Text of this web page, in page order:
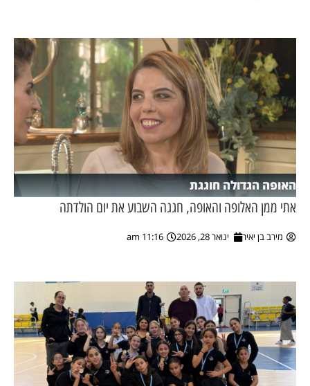
האופה הגדולה חוגגת
אתי ממן האלופה והאופה, חגגה השבוע את יום הולדתה
מירב בן יאיר ינואר 28, 2026 11:16 am